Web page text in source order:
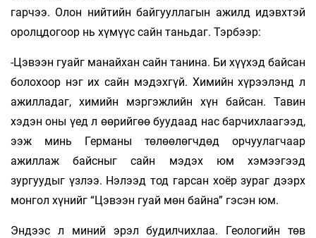
гарчээ. Олон ний­тийн бай­гуул­лагын ажилд идэвх­тэй
оролц­­догоор нь хү­мүүс сайн тань­даг. Тэ­рбээр:
-Цэвээн гуайг манайхан сайн танина. Би хүүхэд байсан
болохоор нэг их сайн мэ­дэхгүй. Хи­мийн хүрээлэнд л
ажилладаг, химийн мэр­гэжлийн хүн байсан. Тавин
хэдэн оны үед л өөрийгөө буудаад нас бар­чих­лаагээд,
ээж минь Германы төлөө­лөгч­дөд орчуулагчаар
ажиллаж байсныг сайн мэдэх юм хэмээгээд
зургуудыг үзлээ. Нэлээд тод гарсан хоёр зураг дээрх
монгол хү­нийг “Цэвээн гуай мөн байна” гэсэн юм.
Эндээс л миний эрэл будилчихлаа. Гео­логийн төв